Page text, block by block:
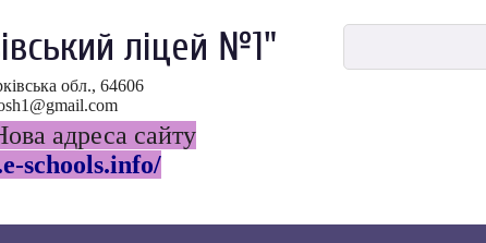
ліцей №1"
обл., 64606
адреса сайту
schools.info/